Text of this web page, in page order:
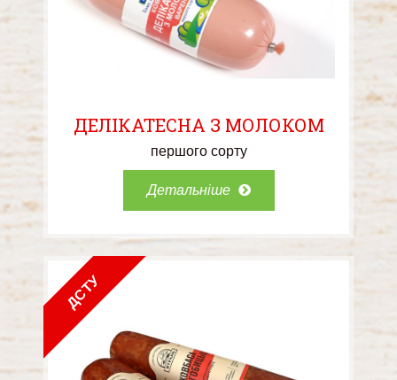
ДЕЛІКАТЕСНА З МОЛОКОМ
першого сорту
Детальніше
ДСТУ